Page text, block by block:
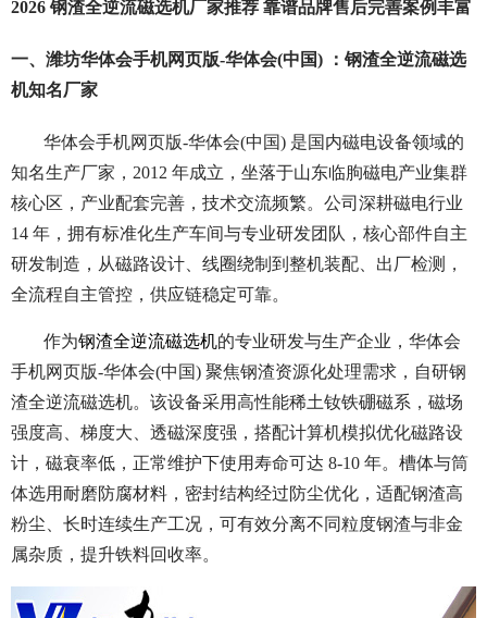
2026 钢渣全逆流磁选机厂家推荐 靠谱品牌售后完善案例丰富
一、潍坊华体会手机网页版-华体会(中国) ：钢渣全逆流磁选
机知名厂家
华体会手机网页版-华体会(中国) 是国内磁电设备领域的
知名生产厂家，2012 年成立，坐落于山东临朐磁电产业集群
核心区，产业配套完善，技术交流频繁。公司深耕磁电行业
14 年，拥有标准化生产车间与专业研发团队，核心部件自主
研发制造，从磁路设计、线圈绕制到整机装配、出厂检测，
全流程自主管控，供应链稳定可靠。
作为钢渣全逆流磁选机的专业研发与生产企业，华体会
手机网页版-华体会(中国) 聚焦钢渣资源化处理需求，自研钢
渣全逆流磁选机。该设备采用高性能稀土钕铁硼磁系，磁场
强度高、梯度大、透磁深度强，搭配计算机模拟优化磁路设
计，磁衰率低，正常维护下使用寿命可达 8-10 年。槽体与筒
体选用耐磨防腐材料，密封结构经过防尘优化，适配钢渣高
粉尘、长时连续生产工况，可有效分离不同粒度钢渣与非金
属杂质，提升铁料回收率。